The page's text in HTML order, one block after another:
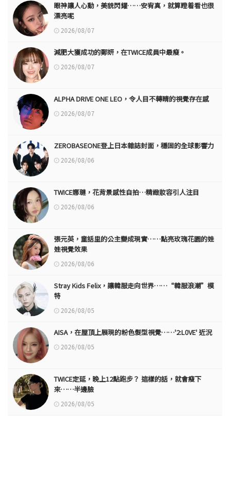
眼神讓人心動，美貌閃耀……安宥真，就算瞪着看也很
漂亮呢
2026/08/07
減肥大獲成功的鄭妍，在TWICE成員中最瘦。
2026/08/07
ALPHA DRIVE ONE LEO，令人目不轉睛的視覺存在感
2026/08/07
ZEROBASEONE登上日本雜誌封面，穩固的全球影響力
2026/08/06
TWICE娜璉，花背景感性自拍…精緻妝容引人注目
2026/08/06
張元英，童話里的公主變成現實……點亮玫瑰花園的娃
娃視覺效果
2026/08/06
Stray Kids Felix，讓韓服走向世界……“韓服浪潮”模
特
2026/08/05
AISA，在屋頂上展現的粉色髮型視覺……'2:L0VE' 近況
2026/08/05
TWICE定延，晚上12點跑步？ 這樣的話，就會瘦下
來……半邊臉
2026/08/05